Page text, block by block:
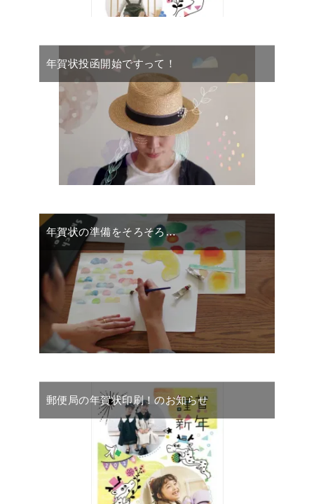
年賀状投函開始ですって！
年賀状の準備をそろそろ…
郵便局の年賀状印刷！のお知らせ